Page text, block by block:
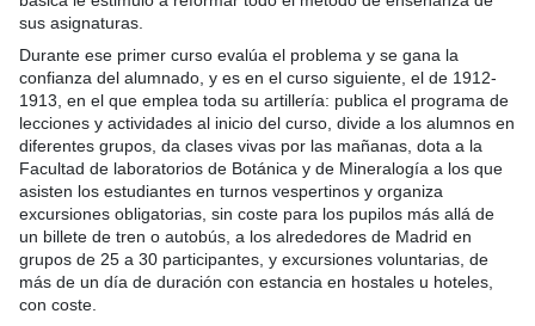
sus asignaturas.
Durante ese primer curso evalúa el problema y se gana la
confianza del alumnado, y es en el curso siguiente, el de 1912-
1913, en el que emplea toda su artillería: publica el programa de
lecciones y actividades al inicio del curso, divide a los alumnos en
diferentes grupos, da clases vivas por las mañanas, dota a la
Facultad de laboratorios de Botánica y de Mineralogía a los que
asisten los estudiantes en turnos vespertinos y organiza
excursiones obligatorias, sin coste para los pupilos más allá de
un billete de tren o autobús, a los alrededores de Madrid en
grupos de 25 a 30 participantes, y excursiones voluntarias, de
más de un día de duración con estancia en hostales u hoteles,
con coste.